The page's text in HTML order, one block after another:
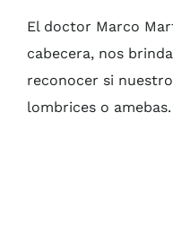
El doctor Marco
cabecera, nos
reconocer si
lombrices o amebas.